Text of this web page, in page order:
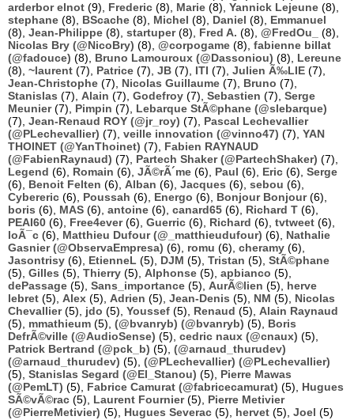
arderbor elnot (9), Frederic (8), Marie (8), Yannick Lejeune (8),
stephane (8), BScache (8), Michel (8), Daniel (8), Emmanuel
(8), Jean-Philippe (8), startuper(8), Fred A. (8), @FredOu_
(8),
Nicolas Bry (@NicoBry) (8), @corpogame (8), fabienne billat
(@fadouce) (8), Bruno Lamouroux (@Dassoniou) (8), Lereune
(8), ~laurent (7), Patrice (7), JB (7), ITI (7), Julien Ã‰LIE (7),
Jean-Christophe (7), Nicolas Guillaume (7), Bruno (7),
Stanislas (7), Alain (7), Godefroy (7), Sebastien (7), Serge
Meunier(7), Pimpin (7), Lebarque StÃ©phane (@slebarque)
(7), Jean-Renaud ROY (@jr_roy) (7), Pascal Lechevallier
(@PLechevallier) (7), veille innovation (@vinno47) (7), YAN
THOINET (@YanThoinet) (7), Fabien RAYNAUD
(@FabienRaynaud) (7), Partech Shaker (@PartechShaker) (7),
Legend (6), Romain (6), JÃ©rÃ´me (6), Paul (6), Eric (6), Serge
(6), Benoit Felten (6), Alban (6), Jacques (6), sebou (6),
Cybereric (6), Poussah (6), Energo (6), Bonjour Bonjour(6),
boris (6), MAS (6), antoine (6), canard65 (6), Richard T (6),
PEAI60 (6), Free4ever(6), Guerric (6), Richard (6), tvtweet (6),
loÃ¯c (6), Matthieu Dufour (@_matthieudufour) (6), Nathalie
Gasnier (@ObservaEmpresa) (6), romu (6), cheramy (6),
Jasontrisy (6), EtienneL (5), DJM (5), Tristan (5), StÃ©phane
(5), Gilles (5), Thierry (5), Alphonse (5), apbianco (5),
dePassage (5), Sans_importance (5), AurÃ©lien (5), herve
lebret (5), Alex (5), Adrien (5), Jean-Denis (5), NM (5), Nicolas
Chevallier(5), jdo (5), Youssef (5), Renaud (5), Alain Raynaud
(5), mmathieum (5), (@bvanryb) (@bvanryb) (5), Boris
DefrÃ©ville (@AudioSense) (5), cedric naux (@cnaux) (5),
Patrick Bertrand (@pck_b) (5), (@arnaud_thurudev)
(@arnaud_thurudev) (5), (@PLechevallier) (@PLechevallier)
(5), Stanislas Segard (@El_Stanou) (5), Pierre Mawas
(@PemLT) (5), Fabrice Camurat (@fabricecamurat) (5), Hugues
SÃ©vÃ©rac (5), Laurent Fournier(5), Pierre Metivier
(@PierreMetivier) (5), Hugues Severac (5), hervet (5), Joel (5)